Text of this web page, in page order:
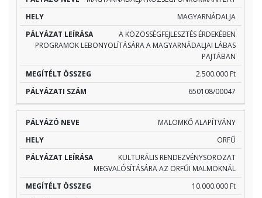
MAGYARNÁDALJA
A KÖZÖSSÉGFEJLESZTÉS ÉRDEKÉBEN
PROGRAMOK LEBONYOLÍTÁSÁRA A MAGYARNÁDALJAI LÁBAS
PAJTÁBAN
2.500.000 Ft
650108/00047
MALOMKŐ ALAPÍTVÁNY
ORFŰ
KULTURÁLIS RENDEZVÉNYSOROZAT
MEGVALÓSÍTÁSÁRA AZ ORFŰI MALMOKNÁL
10.000.000 Ft